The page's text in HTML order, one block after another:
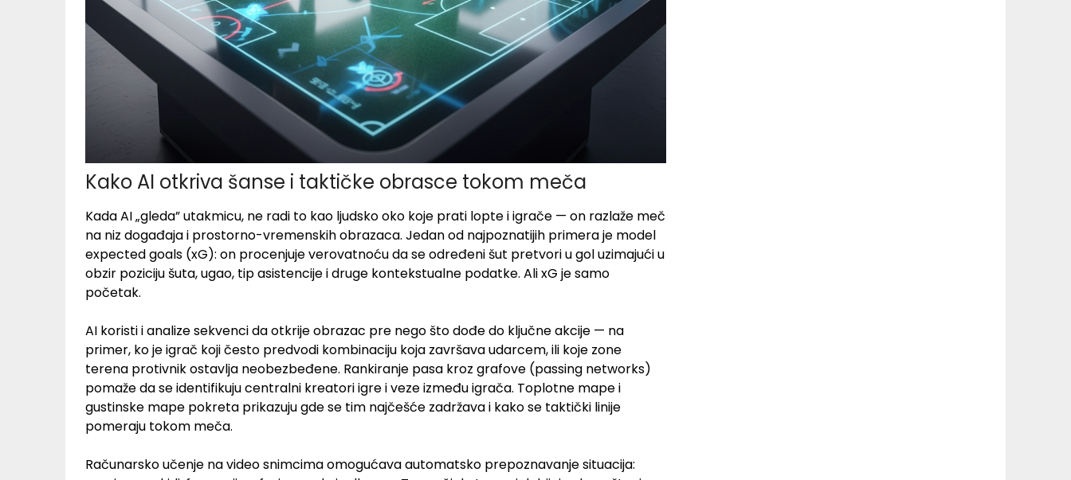
Kako AI otkriva šanse i taktičke obrasce tokom meča
Kada AI „gleda” utakmicu, ne radi to kao ljudsko oko koje prati lopte i igrače — on razlaže meč
na niz događaja i prostorno-vremenskih obrazaca. Jedan od najpoznatijih primera je model
expected goals (xG): on procenjuje verovatnoću da se određeni šut pretvori u gol uzimajući u
obzir poziciju šuta, ugao, tip asistencije i druge kontekstualne podatke. Ali xG je samo
početak.
AI koristi i analize sekvenci da otkrije obrazac pre nego što dođe do ključne akcije — na
primer, ko je igrač koji često predvodi kombinaciju koja završava udarcem, ili koje zone
terena protivnik ostavlja neobezbeđene. Rankiranje pasa kroz grafove (passing networks)
pomaže da se identifikuju centralni kreatori igre i veze između igrača. Toplotne mape i
gustinske mape pokreta prikazuju gde se tim najčešće zadržava i kako se taktički linije
pomeraju tokom meča.
Računarsko učenje na video snimcima omogućava automatsko prepoznavanje situacija: